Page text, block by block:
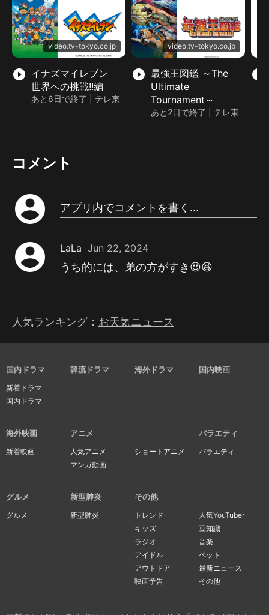
video.tv-tokyo.co.jp
play_circle_filled イナズマイレブン
世界への挑戦!!編
あと6日で終了 | テレ東
video.tv-tokyo.co.jp
play_circle_filled 最強王図鑑 ～The
Ultimate
Tournament～
あと2日で終了 | テレ東
play_circle_filled
コメント
account_circle アプリ内でコメントを書く...
account_circle LaLa Jun 22, 2024
うち的には、弟の方がすき😍😆
人気ランキング： お天気ニュース
国内ドラマ
新着ドラマ
国内ドラマ
韓流ドラマ 海外ドラマ 国内映画
海外映画
新着映画
アニメ
人気アニメ
ショートアニメ
マンガ動画
バラエティ
バラエティ
グルメ
グルメ
新型肺炎
新型肺炎
その他
トレンド
人気YouTuber
キッズ
豆知識
ラジオ
音楽
アイドル
ペット
アウトドア
最新ニュース
映画予告
その他